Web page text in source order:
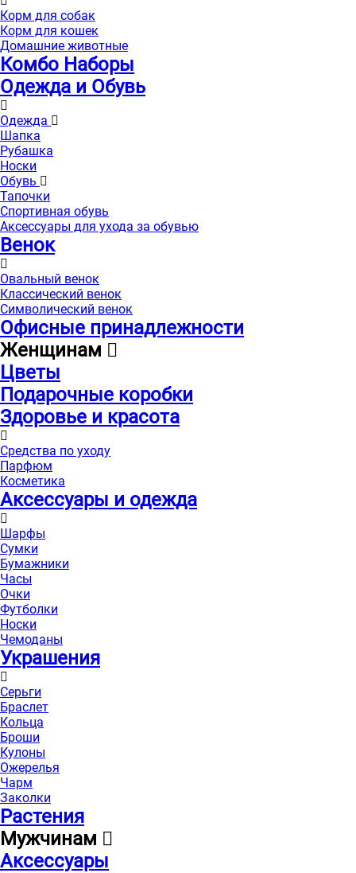
Корм для собак
Корм для кошек
Домашние животные
Комбо Наборы
Одежда и Обувь
Одежда
Шапка
Рубашка
Носки
Обувь
Тапочки
Спортивная обувь
Аксессуары для ухода за обувью
Венок
Овальный венок
Классический венок
Символический венок
Офисные принадлежности
Женщинам
Цветы
Подарочные коробки
Здоровье и красота
Средства по уходу
Парфюм
Косметика
Аксессуары и одежда
Шарфы
Сумки
Бумажники
Часы
Очки
Футболки
Носки
Чемоданы
Украшения
Серьги
Браслет
Кольца
Броши
Кулоны
Ожерелья
Чарм
Заколки
Растения
Мужчинам
Аксессуары